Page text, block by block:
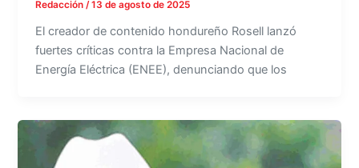
Redacción/13 de agosto de 2025
El creador de contenido hondureño Rosell lanzó
fuertes críticas contra la Empresa Nacional de
Energía Eléctrica (ENEE), denunciando que los